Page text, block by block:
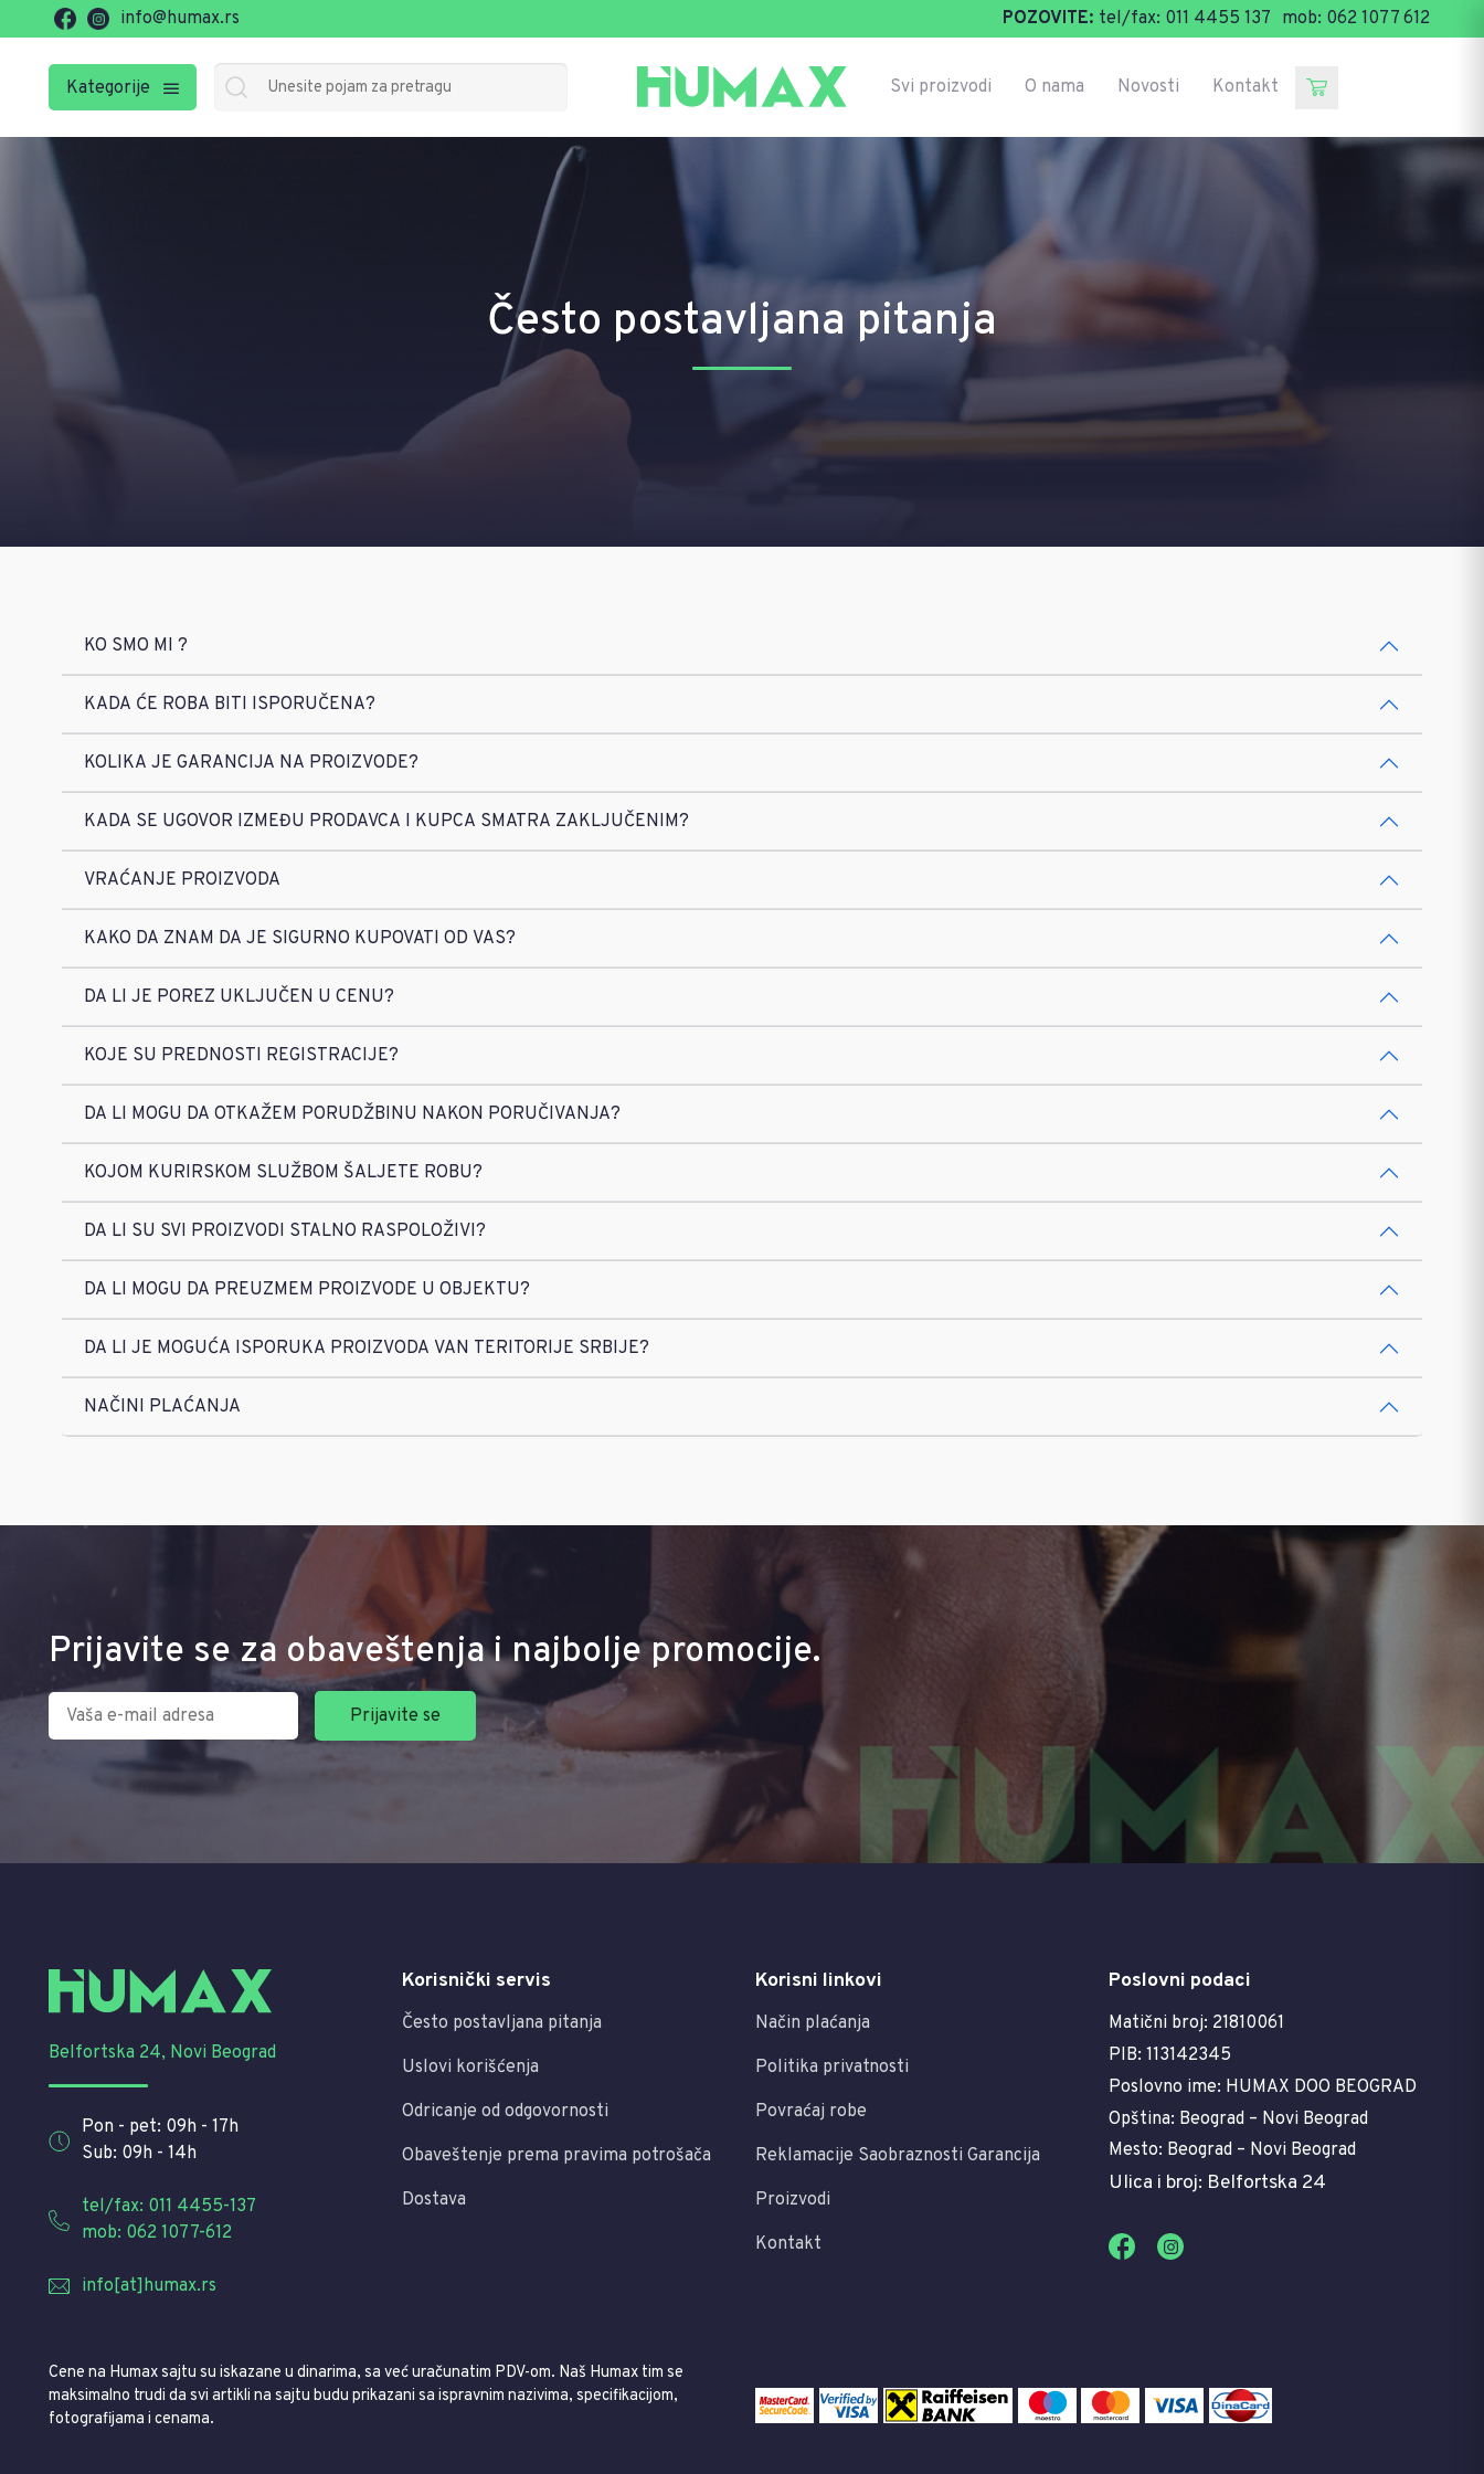
info@humax.rs POZOVITE: tel/fax: 011 4455 137 mob: 062 1077 612
Kategorije Svi proizvodi O nama Novosti Kontakt
Često postavljana pitanja
KO SMO MI ?
KADA ĆE ROBA BITI ISPORUČENA?
KOLIKA JE GARANCIJA NA PROIZVODE?
KADA SE UGOVOR IZMEĐU PRODAVCA I KUPCA SMATRA ZAKLJUČENIM?
VRAĆANJE PROIZVODA
KAKO DA ZNAM DA JE SIGURNO KUPOVATI OD VAS?
DA LI JE POREZ UKLJUČEN U CENU?
KOJE SU PREDNOSTI REGISTRACIJE?
DA LI MOGU DA OTKAŽEM PORUDŽBINU NAKON PORUČIVANJA?
KOJOM KURIRSKOM SLUŽBOM ŠALJETE ROBU?
DA LI SU SVI PROIZVODI STALNO RASPOLOŽIVI?
DA LI MOGU DA PREUZMEM PROIZVODE U OBJEKTU?
DA LI JE MOGUĆA ISPORUKA PROIZVODA VAN TERITORIJE SRBIJE?
NAČINI PLAĆANJA
Prijavite se za obaveštenja i najbolje promocije.
Belfortska 24, Novi Beograd
Pon - pet: 09h - 17h
Sub: 09h - 14h
tel/fax: 011 4455-137
mob: 062 1077-612
info[at]humax.rs
Korisnički servis
Često postavljana pitanja
Uslovi korišćenja
Odricanje od odgovornosti
Obaveštenje prema pravima potrošača
Dostava
Korisni linkovi
Način plaćanja
Politika privatnosti
Povraćaj robe
Reklamacije Saobraznosti Garancija
Proizvodi
Kontakt
Poslovni podaci
Matični broj: 21810061
PIB: 113142345
Poslovno ime: HUMAX DOO BEOGRAD
Opština: Beograd – Novi Beograd
Mesto: Beograd – Novi Beograd
Ulica i broj: Belfortska 24
Cene na Humax sajtu su iskazane u dinarima, sa već uračunatim PDV-om. Naš Humax tim se
maksimalno trudi da svi artikli na sajtu budu prikazani sa ispravnim nazivima, specifikacijom,
fotografijama i cenama.